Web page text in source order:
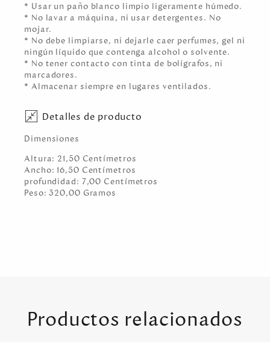
* Usar un paño blanco limpio ligeramente húmedo.
* No lavar a máquina, ni usar detergentes. No
mojar.
* No debe limpiarse, ni dejarle caer perfumes, gel ni
ningún líquido que contenga alcohol o solvente.
* No tener contacto con tinta de bolígrafos, ni
marcadores.
* Almacenar siempre en lugares ventilados.
Detalles de producto
Dimensiones
Altura: 21,50 Centímetros
Ancho: 16,50 Centímetros
profundidad: 7,00 Centímetros
Peso:320,00 Gramos
Productos relacionados